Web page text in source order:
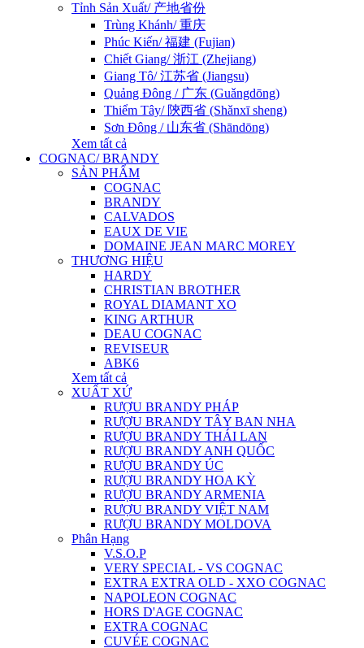
Tỉnh Sản Xuất/ 产地省份
Trùng Khánh/ 重庆
Phúc Kiến/ 福建 (Fujian)
Chiết Giang/ 浙江 (Zhejiang)
Giang Tô/ 江苏省 (Jiangsu)
Quảng Đông / 广东 (Guǎngdōng)
Thiểm Tây/ 陝西省 (Shǎnxī sheng)
Sơn Đông / 山东省 (Shāndōng)
Xem tất cả
COGNAC/ BRANDY
SẢN PHẨM
COGNAC
BRANDY
CALVADOS
EAUX DE VIE
DOMAINE JEAN MARC MOREY
THƯƠNG HIỆU
HARDY
CHRISTIAN BROTHER
ROYAL DIAMANT XO
KING ARTHUR
DEAU COGNAC
REVISEUR
ABK6
Xem tất cả
XUẤT XỨ
RƯỢU BRANDY PHÁP
RƯỢU BRANDY TÂY BAN NHA
RƯỢU BRANDY THÁI LAN
RƯỢU BRANDY ANH QUỐC
RƯỢU BRANDY ÚC
RƯỢU BRANDY HOA KỲ
RƯỢU BRANDY ARMENIA
RƯỢU BRANDY VIỆT NAM
RƯỢU BRANDY MOLDOVA
Phân Hạng
V.S.O.P
VERY SPECIAL - VS COGNAC
EXTRA EXTRA OLD - XXO COGNAC
NAPOLEON COGNAC
HORS D'AGE COGNAC
EXTRA COGNAC
CUVÉE COGNAC